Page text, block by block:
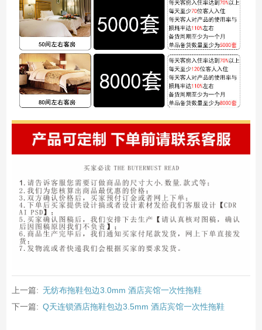
上一篇: 无纺布拖鞋包边3.0mm 酒店宾馆一次性拖鞋
下一篇: Q天连锁酒店拖鞋包边3.5mm 酒店宾馆一次性拖鞋